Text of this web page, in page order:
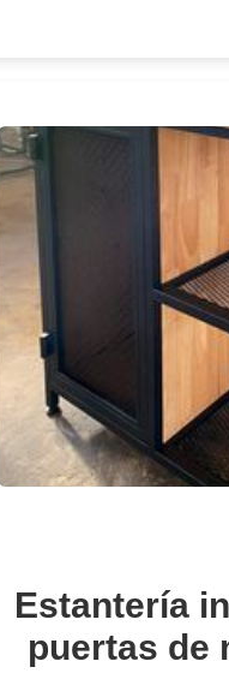
Estantería
puertas de